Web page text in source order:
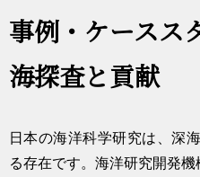
事例・ケースス
海探査と貢献
日本の海洋科学研究は、深
る存在です。海洋研究開発